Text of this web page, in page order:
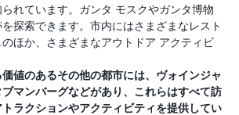
れています。ガンタ モスクやガンタ博物
探索できます。市内にはさまざまなレスト
ほか、さまざまなアウトドア アクティビ
値のあるその他の都市には、ヴォインジャ
マンバーグなどがあり、これらはすべて訪
ラクションやアクティビティを提供してい